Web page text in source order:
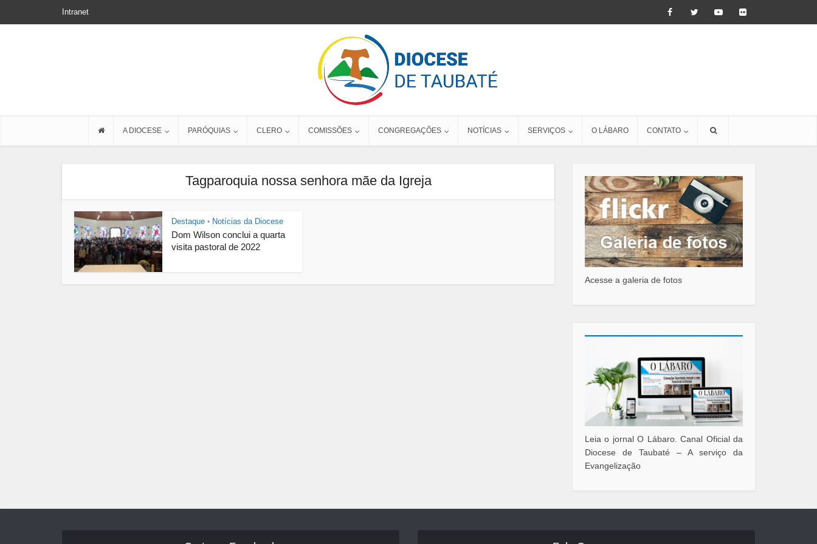
Intranet
A DIOCESE PARÓQUIAS CLERO COMISSÕES CONGREGAÇÕES NOTÍCIAS SERVIÇOS O LÁBARO CONTATO
Tagparoquia nossa senhora mãe da Igreja
Destaque • Notícias da Diocese
Dom Wilson conclui a quarta
visita pastoral de 2022
Acesse a galeria de fotos
Leia o jornal O Lábaro. Canal Oficial da
Diocese de Taubaté – A serviço da
Evangelização